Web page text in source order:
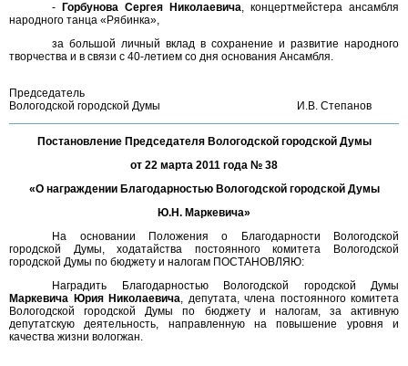
-
Горбунова Сергея Николаевича, концертмейстера ансамбля
народного танца «Рябинка»,
за большой личный вклад в сохранение и развитие народного
творчества и в связи с 40-летием со дня основания Ансамбля.
Председатель
Вологодской городской Думы
И.В. Степанов
Постановление Председателя Вологодской городской Думы
от 22 марта 2011 года № 38
«О награждении Благодарностью Вологодской городской Думы
Ю.Н. Маркевича»
На основании Положения о Благодарности Вологодской
городской Думы, ходатайства постоянного комитета Вологодской
городской Думы по бюджету и налогам ПОСТАНОВЛЯЮ:
Наградить Благодарностью Вологодской городской Думы
Маркевича Юрия Николаевича, депутата, члена постоянного комитета
Вологодской городской Думы по бюджету и налогам, за активную
депутатскую деятельность, направленную на повышение уровня и
качества жизни вологжан.